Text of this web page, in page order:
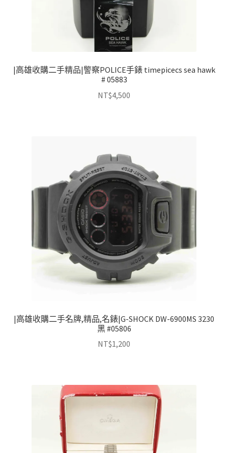
|高雄收購二手精品|警察POLICE手錶 timepicecs sea hawk
# 05883
NT$4,500
|高雄收購二手名牌,精品,名錶|G-SHOCK DW-6900MS 3230
黑 #05806
NT$1,200